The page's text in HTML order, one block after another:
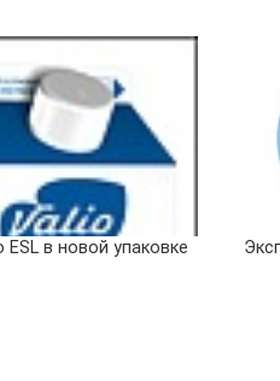
в новой упаковке